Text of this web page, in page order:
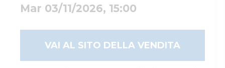
Mar 03/11/2026, 15:00
VAI AL SITO DELLA VENDITA